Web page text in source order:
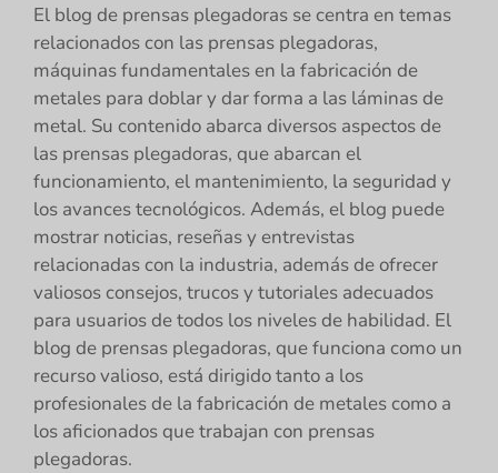
El blog de prensas plegadoras se centra en temas
relacionados con las prensas plegadoras,
máquinas fundamentales en la fabricación de
metales para doblar y dar forma a las láminas de
metal. Su contenido abarca diversos aspectos de
las prensas plegadoras, que abarcan el
funcionamiento, el mantenimiento, la seguridad y
los avances tecnológicos. Además, el blog puede
mostrar noticias, reseñas y entrevistas
relacionadas con la industria, además de ofrecer
valiosos consejos, trucos y tutoriales adecuados
para usuarios de todos los niveles de habilidad. El
blog de prensas plegadoras, que funciona como un
recurso valioso, está dirigido tanto a los
profesionales de la fabricación de metales como a
los aficionados que trabajan con prensas
plegadoras.